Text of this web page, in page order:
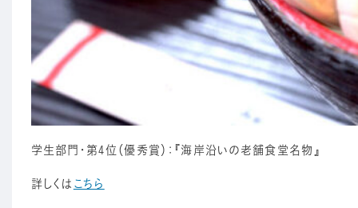
学生部門・第4位（優秀賞）：『海岸沿いの老舗食堂名物』
詳しくは こちら